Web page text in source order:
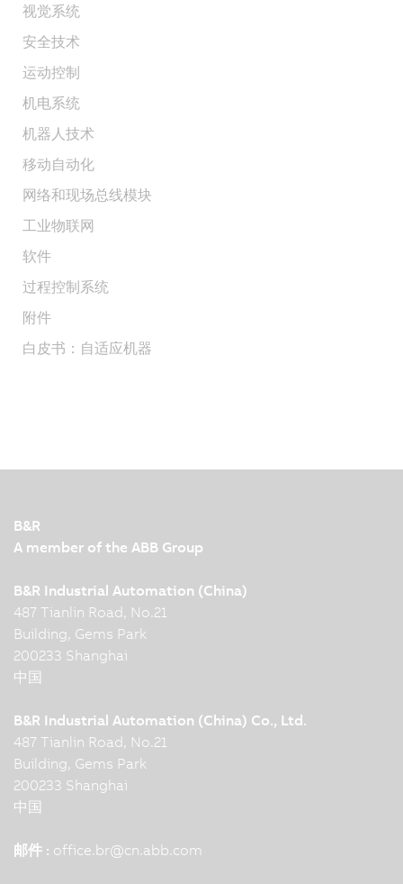
视觉系统
安全技术
运动控制
机电系统
机器人技术
移动自动化
网络和现场总线模块
工业物联网
软件
过程控制系统
附件
白皮书：自适应机器
B&R
A member of the ABB Group
B&R Industrial Automation (China)
487 Tianlin Road, No.21
Building, Gems Park
200233 Shanghai
中国
B&R Industrial Automation (China) Co., Ltd.
487 Tianlin Road, No.21
Building, Gems Park
200233 Shanghai
中国
邮件 : office.br@cn.abb.com